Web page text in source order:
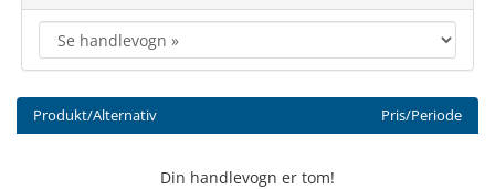
Produkt/Alternativ Pris/Periode
Din handlevogn er tom!